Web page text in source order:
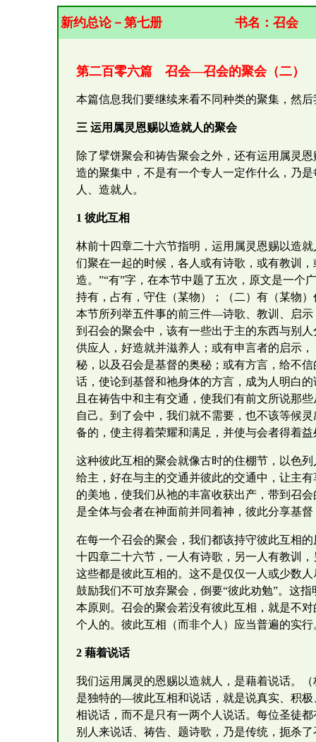
新约总论－第七册 书名： 召会
第二百零六篇 召会—召会的聚会（二）
本篇信息我们要继续来看不同种类的聚集，然
三 运用属灵恩赐以造就人的聚会
除了擘饼聚会和祷告聚会之外，还有运用属灵
造的聚集中，不是有一个专人一定作什么，乃
人、造就人。
1 彼此互相
林前十四章二十六节指明，运用属灵恩赐以造
们聚在一起的时候，各人或有诗歌，或有教训
造。”“有”字，在本节中题了五次，原文是一个
持有，占有，守住（某物）；（二）有（某物
本节所列举五件事的前三件—诗歌、教训、启
到召会的聚会中，该有一些出于主的东西与别
供应人，好造就并滋养人；或有申言者的启示
秘，以及召会是基督的奥秘；或有方言，给不
话，使论到基督和祂身体的方言，成为人明白
且在祷告中和主有交通，使我们有前文所说那
自己。到了会中，我们就不需要，也不该等候
备的，使主得着荣耀和满足，并使与会者得着
这种彼此互相的聚会就像古时的住棚节，以色
给主，好在与主的交通并彼此的交通中，让主
的美地，使我们从祂的丰富收获出产，带到召
是全体与会者在神面前并同着神，彼此分享基
在每一个召会的聚会，我们都该持守彼此互相
十四章二十六节，一人有诗歌，另一人有教训
这些都是彼此互相的。这不是仅仅一人或少数
鼓励我们不可放弃聚会，倒要“彼此劝勉”。这
本原则。召会的聚会若没有彼此互相，就是不
个人的。彼此互相（而非个人）应当普遍的实行
2 藉着说话
我们运用属灵的恩赐以造就人，是藉着说话。
是独特的—彼此互相和说话，就是说真实、积
相说话，而不是只有一两个人说话。每位圣徒
别人来说话、祷告、题诗歌，乃是传统，扼杀